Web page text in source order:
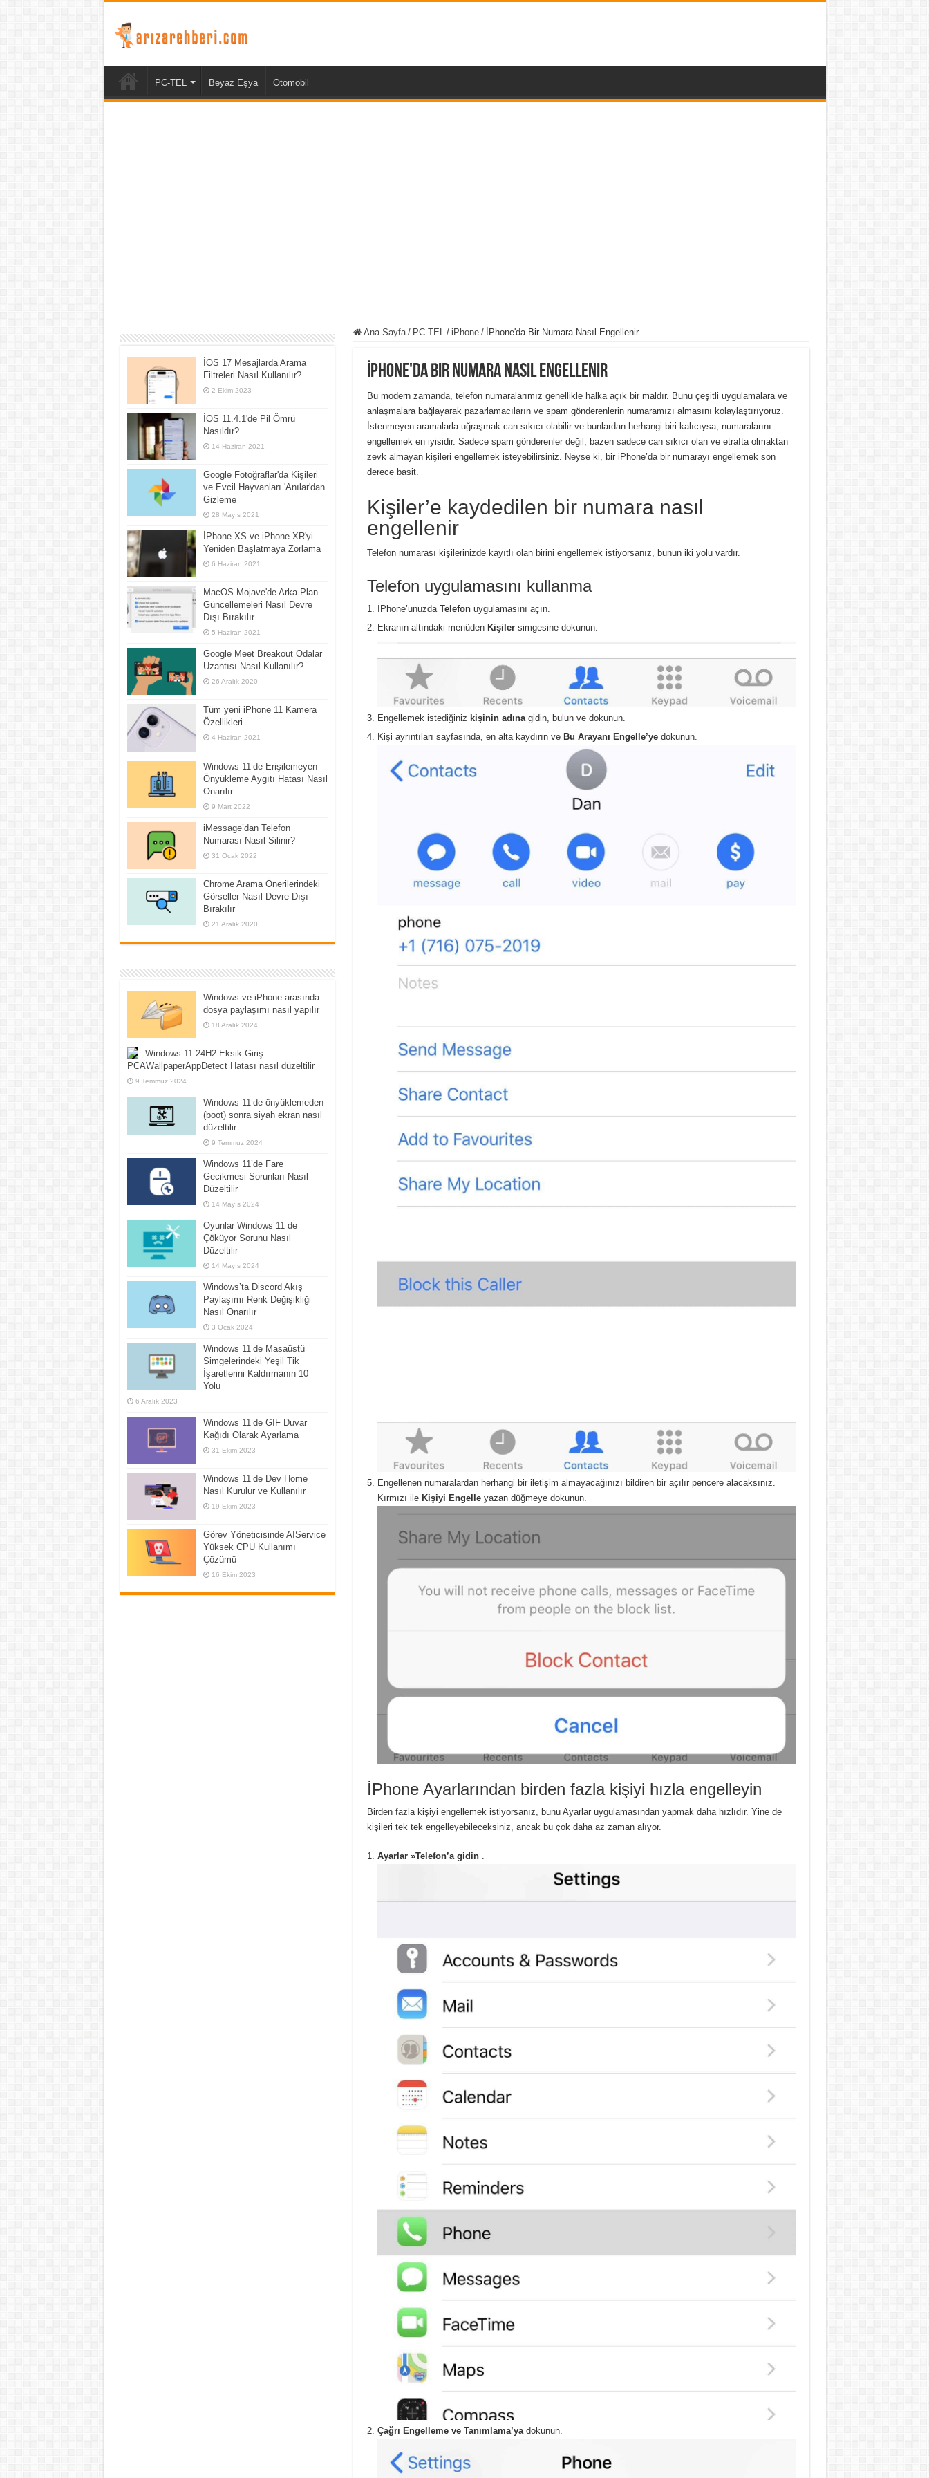
PC-TEL Beyaz Eşya Otomobil
Ana Sayfa / PC-TEL / iPhone / İPhone'da Bir Numara Nasıl Engellenir
İPhone'da Bir Numara Nasıl Engellenir
Bu modern zamanda, telefon numaralarımız genellikle halka açık bir maldır. Bunu çeşitli uygulamalara ve
anlaşmalara bağlayarak pazarlamacıların ve spam gönderenlerin numaramızı almasını kolaylaştırıyoruz.
İstenmeyen aramalarla uğraşmak can sıkıcı olabilir ve bunlardan herhangi biri kalıcıysa, numaralarını
engellemek en iyisidir. Sadece spam gönderenler değil, bazen sadece can sıkıcı olan ve etrafta olmaktan
zevk almayan kişileri engellemek isteyebilirsiniz. Neyse ki, bir iPhone’da bir numarayı engellemek son
derece basit.
Kişiler’e kaydedilen bir numara nasıl
engellenir
Telefon numarası kişilerinizde kayıtlı olan birini engellemek istiyorsanız, bunun iki yolu vardır.
Telefon uygulamasını kullanma
İPhone’unuzda Telefonuygulamasını açın.
Ekranın altındaki menüden Kişilersimgesine dokunun.
Engellemek istediğiniz kişinin adınagidin, bulun ve dokunun.
Kişi ayrıntıları sayfasında, en alta kaydırın ve Bu Arayanı Engelle’yedokunun.
Engellenen numaralardan herhangi bir iletişim almayacağınızı bildiren bir açılır pencere alacaksınız.
Kırmızı ile Kişiyi Engelleyazan düğmeye dokunun.
İPhone Ayarlarından birden fazla kişiyi hızla engelleyin
Birden fazla kişiyi engellemek istiyorsanız, bunu Ayarlar uygulamasından yapmak daha hızlıdır. Yine de
kişileri tek tek engelleyebileceksiniz, ancak bu çok daha az zaman alıyor.
Ayarlar »Telefon’a gidin.
Çağrı Engelleme ve Tanımlama’yadokunun.
İOS 17 Mesajlarda Arama
Filtreleri Nasıl Kullanılır?
2 Ekim 2023
İOS 11.4.1'de Pil Ömrü
Nasıldır?
14 Haziran 2021
Google Fotoğraflar'da Kişileri
ve Evcil Hayvanları 'Anılar'dan
Gizleme
28 Mayıs 2021
İPhone XS ve iPhone XR'yi
Yeniden Başlatmaya Zorlama
6 Haziran 2021
MacOS Mojave'de Arka Plan
Güncellemeleri Nasıl Devre
Dışı Bırakılır
5 Haziran 2021
Google Meet Breakout Odalar
Uzantısı Nasıl Kullanılır?
26 Aralık 2020
Tüm yeni iPhone 11 Kamera
Özellikleri
4 Haziran 2021
Windows 11’de Erişilemeyen
Önyükleme Aygıtı Hatası Nasıl
Onarılır
9 Mart 2022
iMessage’dan Telefon
Numarası Nasıl Silinir?
31 Ocak 2022
Chrome Arama Önerilerindeki
Görseller Nasıl Devre Dışı
Bırakılır
21 Aralık 2020
Windows ve iPhone arasında
dosya paylaşımı nasıl yapılır
18 Aralık 2024
Windows 11 24H2 Eksik Giriş:
PCAWallpaperAppDetect Hatası nasıl düzeltilir
9 Temmuz 2024
Windows 11’de önyüklemeden
(boot) sonra siyah ekran nasıl
düzeltilir
9 Temmuz 2024
Windows 11’de Fare
Gecikmesi Sorunları Nasıl
Düzeltilir
14 Mayıs 2024
Oyunlar Windows 11 de
Çöküyor Sorunu Nasıl
Düzeltilir
14 Mayıs 2024
Windows’ta Discord Akış
Paylaşımı Renk Değişikliği
Nasıl Onarılır
3 Ocak 2024
Windows 11’de Masaüstü
Simgelerindeki Yeşil Tik
İşaretlerini Kaldırmanın 10
Yolu
6 Aralık 2023
Windows 11’de GIF Duvar
Kağıdı Olarak Ayarlama
31 Ekim 2023
Windows 11’de Dev Home
Nasıl Kurulur ve Kullanılır
19 Ekim 2023
Görev Yöneticisinde AIService
Yüksek CPU Kullanımı
Çözümü
16 Ekim 2023